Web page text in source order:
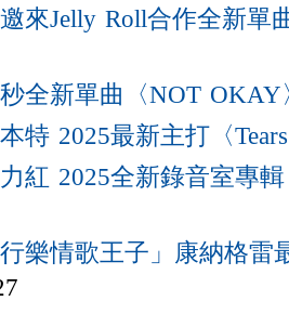
來Jelly Roll合作全新單
全新單曲〈NOT OKAY
特 2025最新主打〈
紅 2025全新錄音室專
樂情歌王子」康納格雷